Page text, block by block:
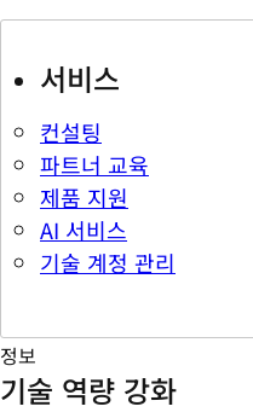
서비스
컨설팅
파트너 교육
제품 지원
AI 서비스
기술 계정 관리
정보
기술 역량 강화